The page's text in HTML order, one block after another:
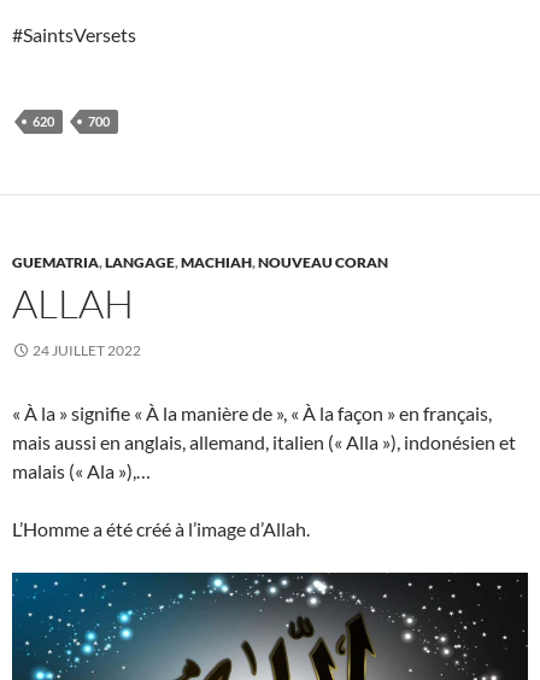
#SaintsVersets
620 700
GUEMATRIA,LANGAGE,MACHIAH,NOUVEAU CORAN
ALLAH
24 JUILLET 2022
« À la » signifie « À la manière de », « À la façon » en français,
mais aussi en anglais, allemand, italien (« Alla »), indonésien et
malais (« Ala »),…
L’Homme a été créé à l’image d’Allah.